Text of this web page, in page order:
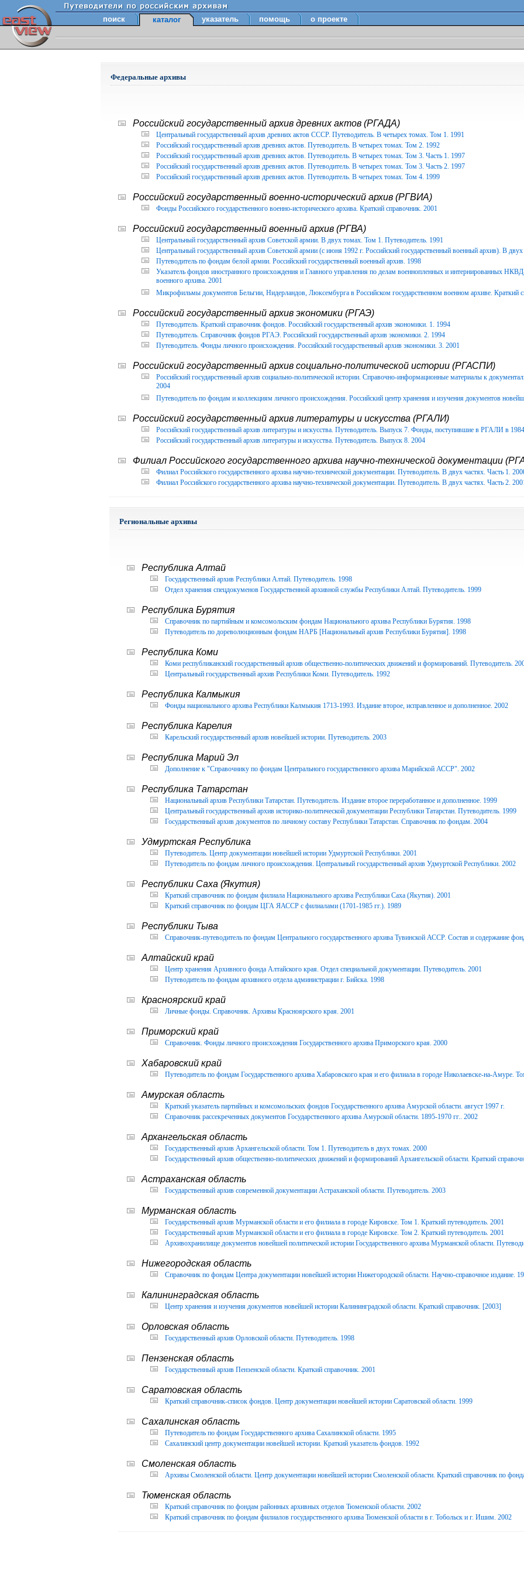
поиск каталог указатель помощь о проекте
Федеральные архивы
Российский государственный архив древних актов (РГАДА)
Центральный государственный архив древних актов СССР. Путеводитель. В четырех томах. Том 1. 1991
Российский государственный архив древних актов. Путеводитель. В четырех томах. Том 2. 1992
Российский государственный архив древних актов. Путеводитель. В четырех томах. Том 3. Часть 1. 1997
Российский государственный архив древних актов. Путеводитель. В четырех томах. Том 3. Часть 2. 1997
Российский государственный архив древних актов. Путеводитель. В четырех томах. Том 4. 1999
Российский государственный военно-исторический архив (РГВИА)
Фонды Российского государственного военно-исторического архива. Краткий справочник. 2001
Российский государственный военный архив (РГВА)
Центральный государственный архив Советской армии. В двух томах. Том 1. Путеводитель. 1991
Центральный государственный архив Советской армии (с июня 1992 г. Российский государственный военный архив). В
Путеводитель по фондам белой армии. Российский государственный военный архив. 1998
Указатель фондов иностранного происхождения и Главного управления по делам военнопленных и интернированных
военного архива. 2001
Микрофильмы документов Бельгии, Нидерландов, Люксембурга в Российском государственном военном архиве. Краткий
Российский государственный архив экономики (РГАЭ)
Путеводитель. Краткий справочник фондов. Российский государственный архив экономики. 1. 1994
Путеводитель. Справочник фондов РГАЭ. Российский государственный архив экономики. 2. 1994
Путеводитель. Фонды личного происхождения. Российский государственный архив экономики. 3. 2001
Российский государственный архив социально-политической истории (РГАСПИ)
Российский государственный архив социально-политической истории. Справочно-информационные материалы к
2004
Путеводитель по фондам и коллекциям личного происхождения. Российский центр хранения и изучения документов
Российский государственный архив литературы и искусства (РГАЛИ)
Российский государственный архив литературы и искусства. Путеводитель. Выпуск 7. Фонды, поступившие в РГАЛИ в
Российский государственный архив литературы и искусства. Путеводитель. Выпуск 8. 2004
Филиал Российского государственного архива научно-технической документации
Филиал Российского государственного архива научно-технической документации. Путеводитель. В двух частях. Часть 1.
Филиал Российского государственного архива научно-технической документации. Путеводитель. В двух частях. Часть 2.
Региональные архивы
Республика Алтай
Государственный архив Республики Алтай. Путеводитель. 1998
Отдел хранения спецдокуменов Государственной архивной службы Республики Алтай. Путеводитель. 1999
Республика Бурятия
Справочник по партийным и комсомольским фондам Национального архива Республики Бурятия. 1998
Путеводитель по дореволюционным фондам НАРБ [Национальный архив Республики Бурятия]. 1998
Республика Коми
Коми республиканский государственный архив общественно-политических движений и формирований. Путеводитель.
Центральный государственный архив Республики Коми. Путеводитель. 1992
Республика Калмыкия
Фонды национального архива Республики Калмыкия 1713-1993. Издание второе, исправленное и дополненное. 2002
Республика Карелия
Карельский государственный архив новейшей истории. Путеводитель. 2003
Республика Марий Эл
Дополнение к "Справочнику по фондам Центрального государственного архива Марийской АССР". 2002
Республика Татарстан
Национальный архив Республики Татарстан. Путеводитель. Издание второе переработанное и дополненное. 1999
Центральный государственный архив историко-политической документации Республики Татарстан. Путеводитель. 1999
Государственный архив документов по личному составу Республики Татарстан. Справочник по фондам. 2004
Удмуртская Республика
Путеводитель. Центр документации новейшей истории Удмуртской Республики. 2001
Путеводитель по фондам личного происхождения. Центральный государственный архив Удмуртской Республики. 2002
Республики Саха (Якутия)
Краткий справочник по фондам филиала Национального архива Республики Саха (Якутия). 2001
Краткий справочник по фондам ЦГА ЯАССР с филиалами (1701-1985 гг.). 1989
Республики Тыва
Справочник-путеводитель по фондам Центрального государственного архива Тувинской АССР. Состав и содержание
Алтайский край
Центр хранения Архивного фонда Алтайского края. Отдел специальной документации. Путеводитель. 2001
Путеводитель по фондам архивного отдела администрации г. Бийска. 1998
Красноярский край
Личные фонды. Справочник. Архивы Красноярского края. 2001
Приморский край
Справочник. Фонды личного происхождения Государственного архива Приморского края. 2000
Хабаровский край
Путеводитель по фондам Государственного архива Хабаровского края и его филиала в городе Николаевске-на-Амуре.
Амурская область
Краткий указатель партийных и комсомольских фондов Государственного архива Амурской области. август 1997 г.
Справочник рассекреченных документов Государственного архива Амурской области. 1895-1970 гг.. 2002
Архангельская область
Государственный архив Архангельской области. Том 1. Путеводитель в двух томах. 2000
Государственный архив общественно-политических движений и формирований Архангельской области. Краткий
Астраханская область
Государственный архив современной документации Астраханской области. Путеводитель. 2003
Мурманская область
Государственный архив Мурманской области и его филиала в городе Кировске. Том 1. Краткий путеводитель. 2001
Государственный архив Мурманской области и его филиала в городе Кировске. Том 2. Краткий путеводитель. 2001
Архивохранилище документов новейшей политической истории Государственного архива Мурманской области.
Нижегородская область
Справочник по фондам Центра документации новейшей истории Нижегородской области. Научно-справочное издание.
Калининградская область
Центр хранения и изучения документов новейшей истории Калининградской области. Краткий справочник. [2003]
Орловская область
Государственный архив Орловской области. Путеводитель. 1998
Пензенская область
Государственный архив Пензенской области. Краткий справочник. 2001
Саратовская область
Краткий справочник-список фондов. Центр документации новейшей истории Саратовской области. 1999
Сахалинская область
Путеводитель по фондам Государственного архива Сахалинской области. 1995
Сахалинский центр документации новейшей истории. Краткий указатель фондов. 1992
Смоленская область
Архивы Смоленской области. Центр документации новейшей истории Смоленской области. Краткий справочник по
Тюменская область
Краткий справочник по фондам районных архивных отделов Тюменской области. 2002
Краткий справочник по фондам филиалов государственного архива Тюменской области в г. Тобольск и г. Ишим. 2002